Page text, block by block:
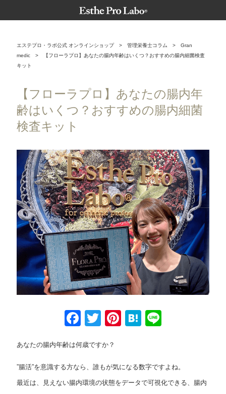
エステプロ・ラボ公式 オンラインショップ> 管理栄養士コラム > Gran
medic>
【フローラプロ】あなたの腸内年齢はいくつ？おすすめの腸内細菌検査
キット
【フローラプロ】あなたの腸内年
齢はいくつ？おすすめの腸内細菌
検査キット
Facebook
TwitterPinterest
Hatena
あなたの腸内年齢は何歳ですか？
”腸活”を意識する方なら、誰もが気になる数字ですよね。
最近は、見えない腸内環境の状態をデータで可視化できる、腸内